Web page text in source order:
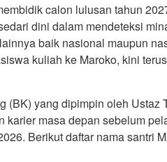
calon lulusan tahun
dini dalam mendeteksi
baik nasional maupun
kuliah ke Maroko, kini
(BK) yang dipimpin oleh Ustaz
karier masa depan sebelum
Berikut daftar nama santri